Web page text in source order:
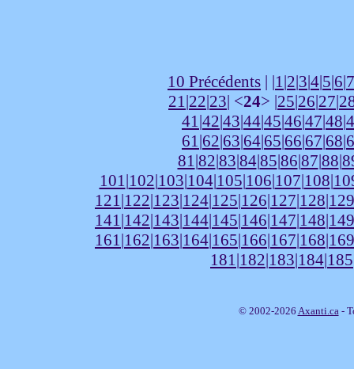
10 Précédents | |1 |2|3|4|5|6|7
21 |22|23| <24> |25|26|27|
41 |42|43|44|45|46|47|48|
61 |62|63|64|65|66|67|68|
81 |82|83|84|85|86|87|88|
101 |102|103|104|105|106|107|108|
121 |122|123|124|125|126|127|128|129
141 |142|143|144|145|146|147|148|149
161 |162|163|164|165|166|167|168|169
181 |182|183|184|185
© 2002-2026 Axanti.ca -